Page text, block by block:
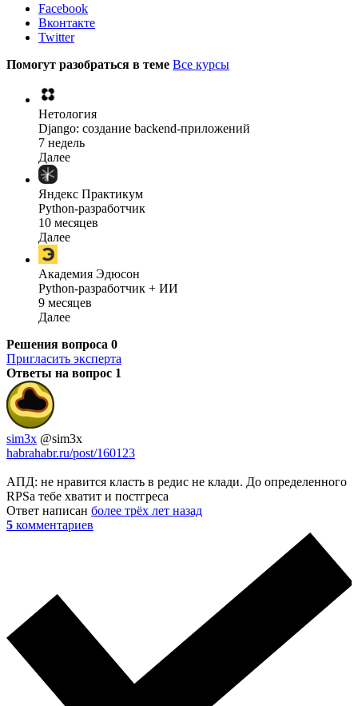
Facebook
Вконтакте
Twitter
Помогут разобраться в теме Все курсы
Нетология
Django: создание backend-приложений
7 недель
Далее
Яндекс Практикум
Python-разработчик
10 месяцев
Далее
Академия Эдюсон
Python-разработчик + ИИ
9 месяцев
Далее
Решения вопроса 0
Пригласить эксперта
Ответы на вопрос 1
sim3x @sim3x
habrahabr.ru/post/160123
АПД: не нравится класть в редис не клади. До определенного
RPSа тебе хватит и постгреса
Ответ написан более трёх лет назад
5 комментариев